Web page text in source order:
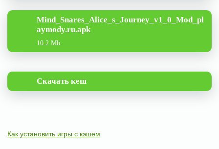
Mind_Snares_Alice_s_Journey_v1_0_Mod_pl
aymody.ru.apk
10.2 Mb
Скачать кеш
Как установить игры с кэшем